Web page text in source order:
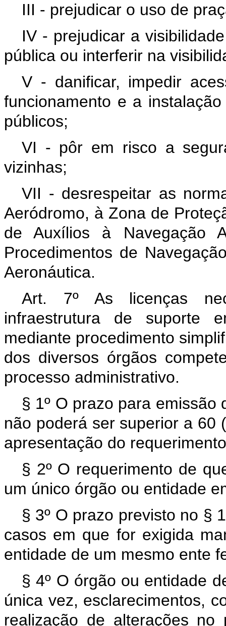
III - prejudicar o uso de
IV - prejudicar a
pública ou interferir na
V - danificar, impedir
funcionamento e a
públicos;
VI - pôr em risco a
vizinhas;
VII - desrespeitar as
Aeródromo, à Zona de
de Auxílios à Navegação
Procedimentos de
Aeronáutica.
Art. 7º As licenças
infraestrutura de suporte
mediante procedimento
dos diversos órgãos
processo administrativo.
§ 1º O prazo para
não poderá ser superior a 60
apresentação do
§ 2º O requerimento de
um único órgão ou entidade
§ 3º O prazo previsto no §
casos em que for exigida
entidade de um mesmo ente
§ 4º O órgão ou entidade
única vez, esclarecimentos,
realização de alterações